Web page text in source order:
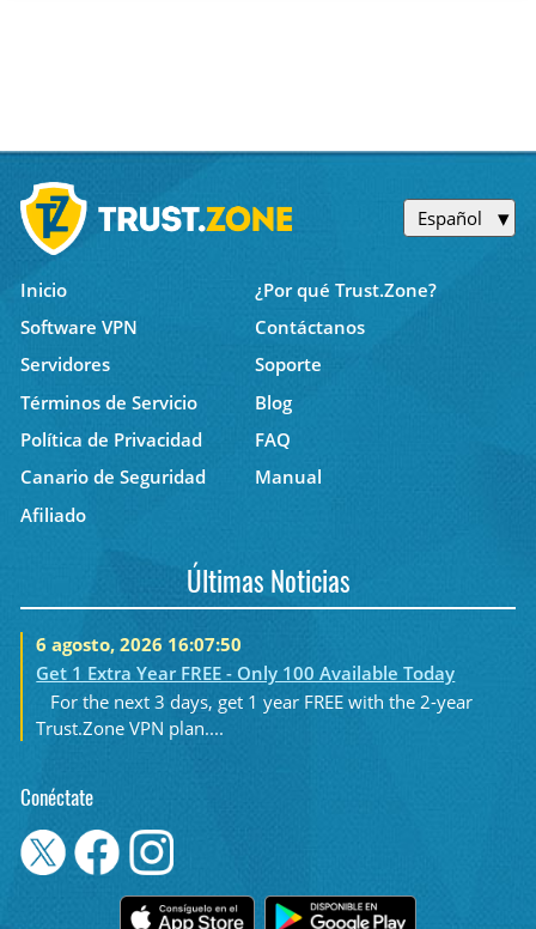
Español
Inicio
¿Por qué Trust.Zone?
Software VPN
Contáctanos
Servidores
Soporte
Términos de Servicio
Blog
Política de Privacidad
FAQ
Canario de Seguridad
Manual
Afiliado
Últimas Noticias
6 agosto, 2026 16:07:50
Get 1 Extra Year FREE - Only 100 Available Today
For the next 3 days, get 1 year FREE with the 2-year
Trust.Zone VPN plan....
Conéctate